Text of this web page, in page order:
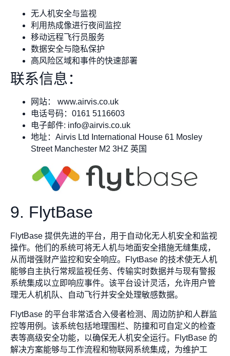
无人机安全与监视
利用热成像进行夜间监控
移动远程飞行员服务
数据安全与隐私保护
高风险区域和事件的快速部署
联系信息：
网站： www.airvis.co.uk
电话号码：0161 5116603
电子邮件: info@airvis.co.uk
地址：Ai​​rvis Ltd International House 61 Mosley
Street Manchester M2 3HZ 英国
9. FlytBase
FlytBase 提供先进的平台，用于自动化无人机安全和监视
操作。他们的系统可将无人机与地面安全措施无缝集成，
从而增强财产监控和安全响应。FlytBase 的技术使无人机
能够自主执行常规监视任务、传输实时数据并与现有警报
系统集成以立即响应事件。该平台设计灵活，允许用户管
理无人机机队、自动飞行并安全处理敏感数据。
FlytBase 的平台非常适合入侵者检测、周边防护和人群监
控等用例。该系统包括地理围栏、防撞和可自定义的检查
表等高级安全功能，以确保无人机安全运行。FlytBase 的
解决方案能够与工作流程和物联网系统集成，为维护工